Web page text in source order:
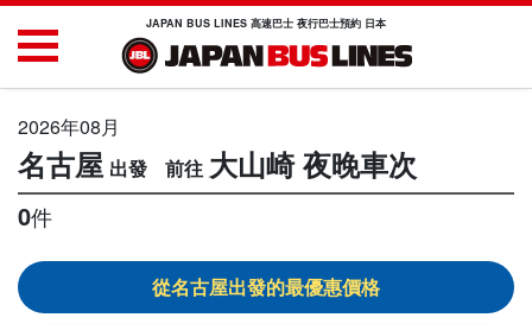
JAPAN BUS LINES 高速巴士 夜行巴士預約 日本
2026年08月
名古屋 大山崎 夜晚車次
0件
名古屋